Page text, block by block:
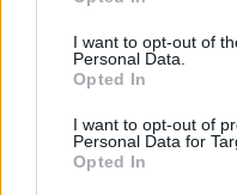
use your data for below
consent section.
I want to opt-out of
Personal Data.
Opted In
I want to opt-out of
Personal Data for
Opted In
ukránok, nem
HÍREK 2 órája